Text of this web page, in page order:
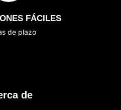
FÁCILES
de plazo
de